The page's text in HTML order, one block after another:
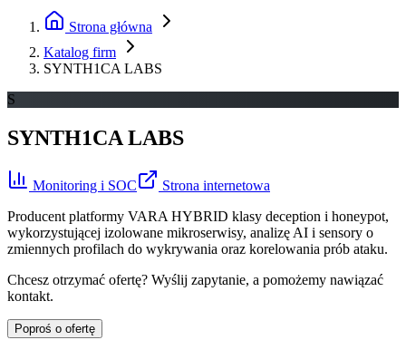
Strona główna
Katalog firm
SYNTH1CA LABS
S
SYNTH1CA LABS
Monitoring i SOC
Strona internetowa
Producent platformy VARA HYBRID klasy deception i honeypot,
wykorzystującej izolowane mikroserwisy, analizę AI i sensory o
zmiennych profilach do wykrywania oraz korelowania prób ataku.
Chcesz otrzymać ofertę? Wyślij zapytanie, a pomożemy nawiązać
kontakt.
Poproś o ofertę